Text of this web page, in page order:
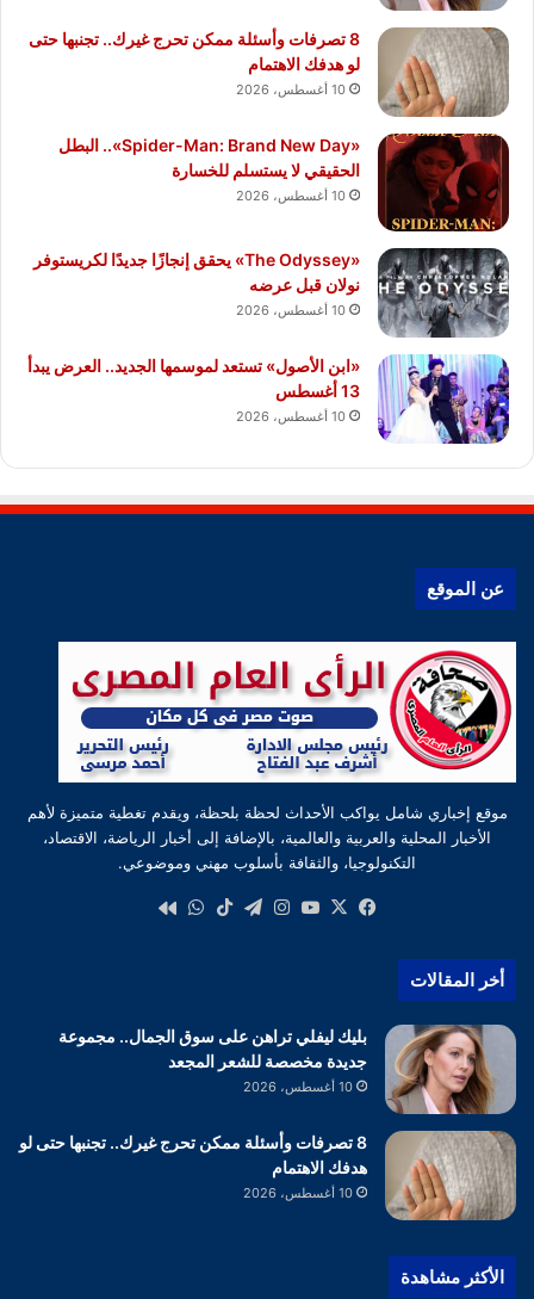
8 تصرفات وأسئلة ممكن تحرج غيرك.. تجنبها حتى
لو هدفك الاهتمام
10 أغسطس، 2026
«Spider-Man: Brand New Day».. البطل
الحقيقي لا يستسلم للخسارة
10 أغسطس، 2026
«The Odyssey» يحقق إنجازًا جديدًا لكريستوفر
نولان قبل عرضه
10 أغسطس، 2026
«ابن الأصول» تستعد لموسمها الجديد.. العرض يبدأ
13 أغسطس
10 أغسطس، 2026
عن الموقع
موقع إخباري شامل يواكب الأحداث لحظة بلحظة، ويقدم تغطية متميزة لأهم
الأخبار المحلية والعربية والعالمية، بالإضافة إلى أخبار الرياضة، الاقتصاد،
التكنولوجيا، والثقافة بأسلوب مهني وموضوعي.
فيسبوك
‫X
‫YouTube
انستقرام
تيلقرام‫TikTokواتساب
أخر المقالات
بليك ليفلي تراهن على سوق الجمال.. مجموعة
جديدة مخصصة للشعر المجعد
10 أغسطس، 2026
8 تصرفات وأسئلة ممكن تحرج غيرك.. تجنبها حتى لو
هدفك الاهتمام
10 أغسطس، 2026
الأكثر مشاهدة